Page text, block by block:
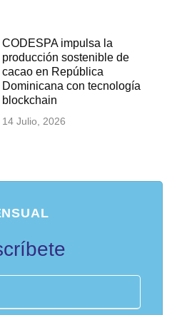
CODESPA impulsa la
producción sostenible de
cacao en República
Dominicana con tecnología
blockchain
14 Julio, 2026